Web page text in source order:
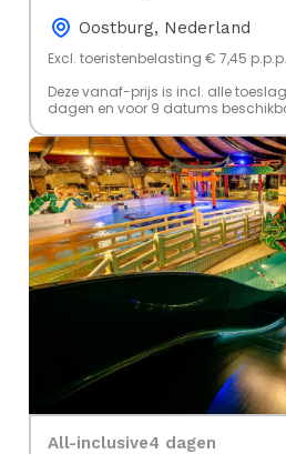
Oostburg, Nederland
Excl. toeristenbelasting € 7,45
Deze vanaf-prijs is incl. alle
dagen en voor 9 datums
All-inclusive4 dagen